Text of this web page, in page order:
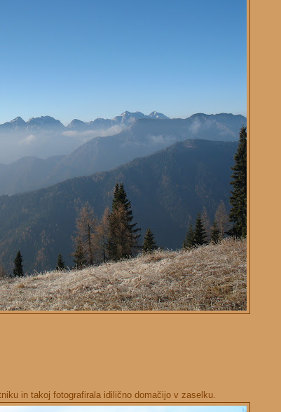
in takoj fotografirala idilično domačijo v zaselku.